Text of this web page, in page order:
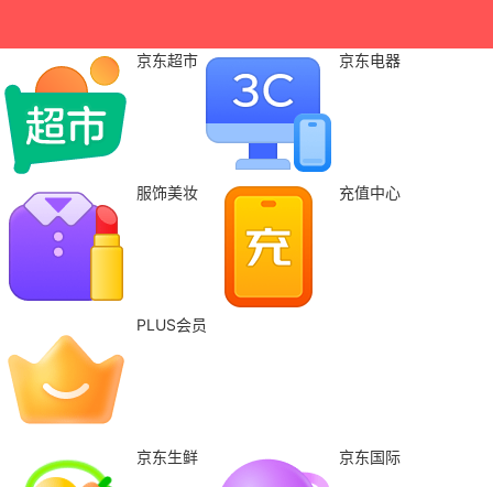
京东超市 京东电器
服饰美妆 充值中心
PLUS会员
京东生鲜 京东国际